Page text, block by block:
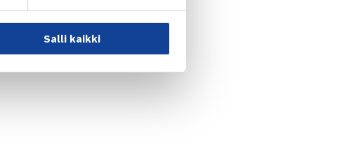
Salli kaikki